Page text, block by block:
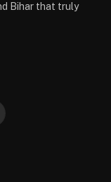
Bihar that truly